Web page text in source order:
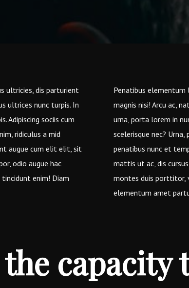
ultricies, dis parturient
ultrices nunc turpis. In
Adipiscing sociis cum
ridiculus a mid
augue cum elit elit, sit
odio augue hac
enim! Diam
Penatibus elementum
magnis nisi! Arcu ac,
urna, porta lorem in
scelerisque nec?
penatibus nunc et
mattis ut ac, dis
montes duis porttitor,
elementum amet
the capacity